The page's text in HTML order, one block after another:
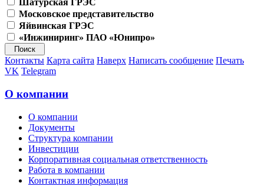
Шатурская ГРЭС
Московское представительство
Яйвинская ГРЭС
«Инжиниринг» ПАО «Юнипро»
Контакты Карта сайта Наверх Написать сообщение Печать
VK Telegram
О компании
О компании
Документы
Структура компании
Инвестиции
Корпоративная социальная ответственность
Работа в компании
Контактная информация